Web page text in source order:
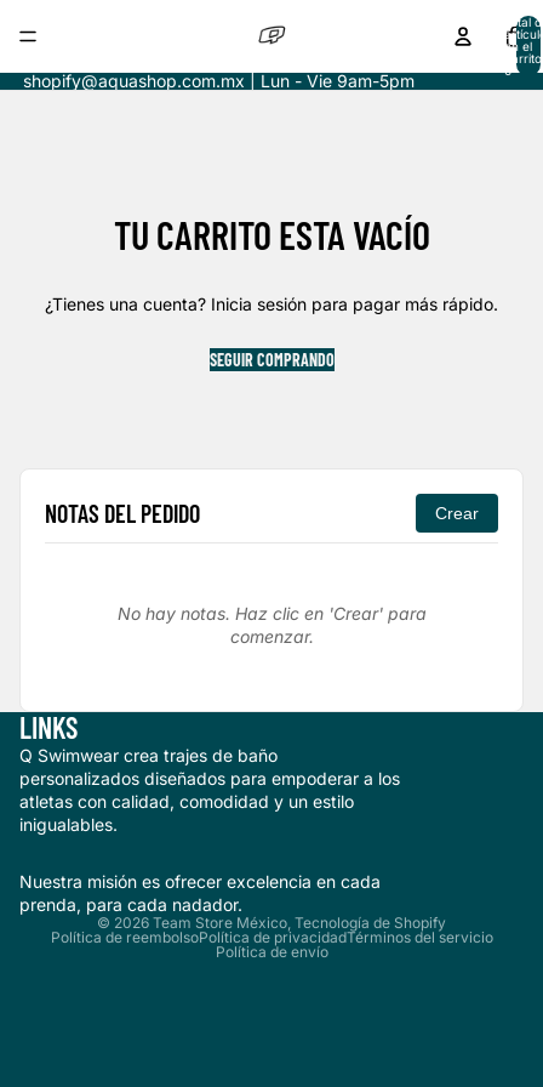
Total
en el
0
shopify@aquashop.com.mx | Lun - Vie 9am-5pm
TU CARRITO ESTA VACÍO
¿Tienes una cuenta? Inicia sesión para pagar más rápido.
SEGUIR COMPRANDO
NOTAS DEL PEDIDO Crear
No hay notas. Haz clic en 'Crear' para
comenzar.
LINKS
Q Swimwear crea trajes de baño
personalizados diseñados para empoderar a los
atletas con calidad, comodidad y un estilo
inigualables.
Nuestra misión es ofrecer excelencia en cada
prenda, para cada nadador.
© 2026 Team Store México, Tecnología de Shopify
Política de reembolsoPolítica de privacidadTérminos del servicio
Política de envío